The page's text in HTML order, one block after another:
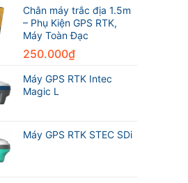
M20L
Chân máy trắc địa 1.5m
– Phụ Kiện GPS RTK,
Máy Toàn Đạc
250.000₫
Máy GPS RTK Intec
Magic L
Máy GPS RTK STEC SDi